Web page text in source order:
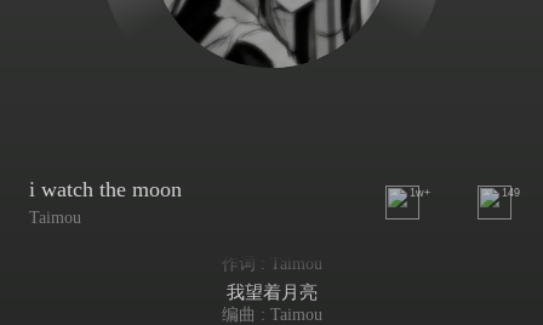
i watch the moon
Taimou
1w+ 149
作词 : Taimou
我望着月亮
编曲 : Taimou